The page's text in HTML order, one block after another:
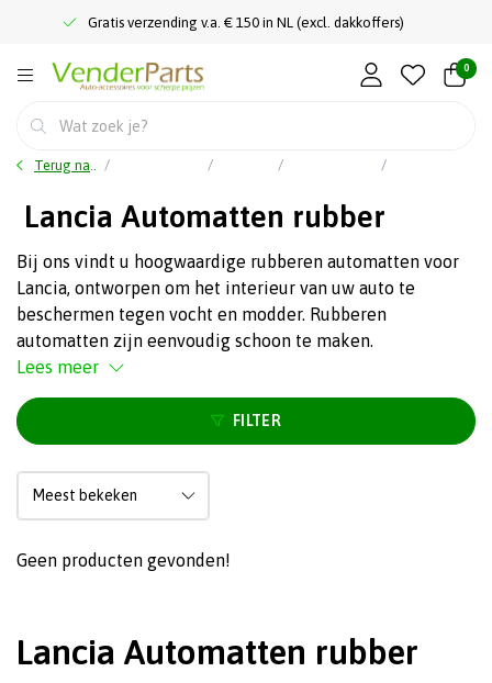
Gratis verzending v.a. € 150 in NL (excl. dakkoffers)
0
Terug naar home
Lancia Automatten rubber
Bij ons vindt u hoogwaardige rubberen automatten voor
Lancia, ontworpen om het interieur van uw auto te
beschermen tegen vocht en modder. Rubberen
automatten zijn eenvoudig schoon te maken.
Lees meer
FILTER
Geen producten gevonden!
Lancia Automatten rubber